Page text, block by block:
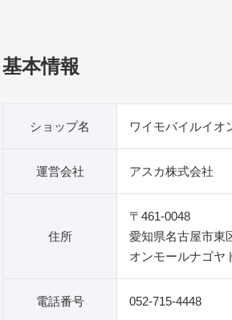
基本情報
ショップ名 ワイモバイルイオ
運営会社 アスカ株式会社
住所
〒461-0048
愛知県名古屋市東
オンモールナゴヤ
電話番号 052-715-4448